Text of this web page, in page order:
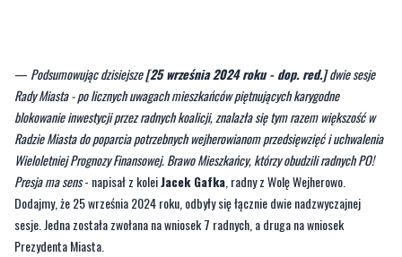
—Podsumowując dzisiejsze[25 września 2024 roku - dop. red.]dwie sesje
Rady Miasta - po licznych uwagach mieszkańców piętnujących karygodne
blokowanie inwestycji przez radnych koalicji, znalazła się tym razem większość w
Radzie Miasta do poparcia potrzebnych wejherowianom przedsięwzięć i uchwalenia
Wieloletniej Prognozy Finansowej. Brawo Mieszkańcy, którzy obudzili radnych PO!
Presja ma sens- napisał z kolei